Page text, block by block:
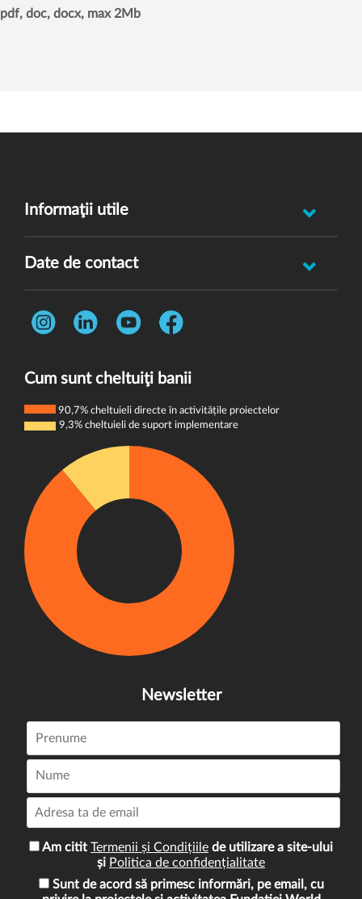
pdf, doc, docx, max 2Mb
Informaţii utile
Întrebări frecvente
Politica de cookie-uri
Date de contact
Str. Rotasului, Nr. 7, Sector 1, Bucuresti, 012167
Telefon:
0731 444 013
Cum sunt cheltuiţi banii
90,7% cheltuieli directe în activitățile proiectelor
9,3% cheltuieli de suport implementare
Newsletter
Am citit Termenii și Condițiile de utilizare a site-ului
și Politica de confidențialitate
Sunt de acord să primesc informări, pe email, cu